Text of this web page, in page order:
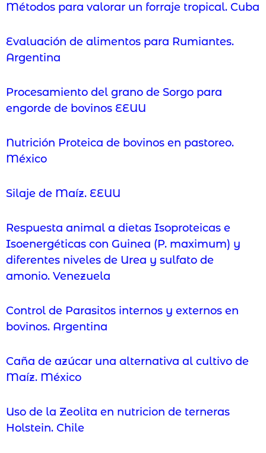
Métodos para valorar un forraje tropical. Cuba
Evaluación de alimentos para Rumiantes.
Argentina
Procesamiento del grano de Sorgo para
engorde de bovinos EEUU
Nutrición Proteica de bovinos en pastoreo.
México
Silaje de Maíz. EEUU
Respuesta animal a dietas Isoproteicas e
Isoenergéticas con Guinea (P. maximum) y
diferentes niveles de Urea y sulfato de
amonio. Venezuela
Control de Parasitos internos y externos en
bovinos. Argentina
Caña de azúcar una alternativa al cultivo de
Maíz. México
Uso de la Zeolita en nutricion de terneras
Holstein. Chile